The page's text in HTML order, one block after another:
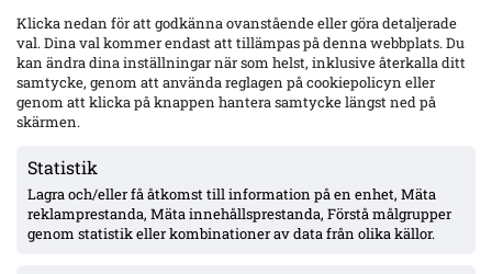
Klicka nedan för att godkänna ovanstående eller göra detaljerade
val. Dina val kommer endast att tillämpas på denna webbplats. Du
kan ändra dina inställningar när som helst, inklusive återkalla ditt
samtycke, genom att använda reglagen på cookiepolicyn eller
genom att klicka på knappen hantera samtycke längst ned på
skärmen.
Statistik
Lagra och/eller få åtkomst till information på en enhet, Mäta
reklamprestanda, Mäta innehållsprestanda, Förstå målgrupper
genom statistik eller kombinationer av data från olika källor.
GAIS-anfallaren under kontrakt till 2028
Raków vill värva Djuric – MFF-mittbacken nobbar sommarflytt:
Uppgifter: Hull City har hört sig för om Nathaniel Adjei –
villkoren begärda, tidigt skede